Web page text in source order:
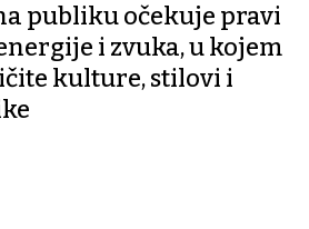
publiku očekuje pravi
i zvuka, u kojem
kulture, stilovi i